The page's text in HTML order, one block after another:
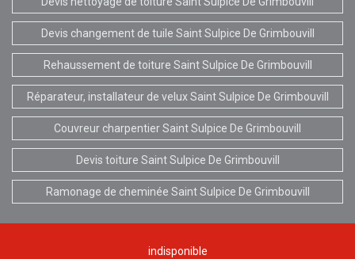
Devis changement de tuile Saint Sulpice De Grimbouvill
Rehaussement de toiture Saint Sulpice De Grimbouvill
Réparateur, installateur de velux Saint Sulpice De Grimbouvill
Couvreur charpentier Saint Sulpice De Grimbouvill
Devis toiture Saint Sulpice De Grimbouvill
Ramonage de cheminée Saint Sulpice De Grimbouvill
indisponible